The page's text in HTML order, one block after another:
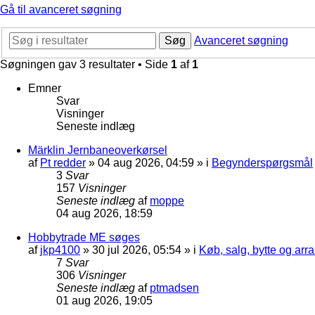
Gå til avanceret søgning
Søg
Avanceret søgning
Søgningen gav 3 resultater • Side 1 af 1
Emner
Svar
Visninger
Seneste indlæg
Märklin Jernbaneoverkørsel
af Pt redder » 04 aug 2026, 04:59 » i Begynderspørgsmål
3 Svar
157 Visninger
Seneste indlæg af moppe
04 aug 2026, 18:59
Hobbytrade ME søges
af jkp4100 » 30 jul 2026, 05:54 » i Køb, salg, bytte og
7 Svar
306 Visninger
Seneste indlæg af ptmadsen
01 aug 2026, 19:05